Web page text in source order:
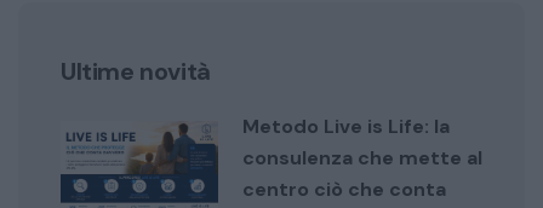
Ultime novità
Metodo Live is Life: la
consulenza che mette al
centro ciò che conta